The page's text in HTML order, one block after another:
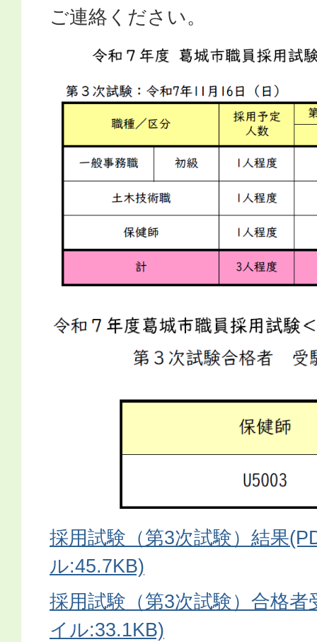
ご連絡ください。
採用試験（第3次試験）結果
ル:45.7KB)
採用試験（第3次試験）合格
イル:33.1KB)